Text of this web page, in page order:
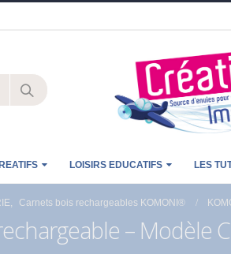
LOISIRS EDUCATIFS LES
Carnets bois rechargeables KOMONI®
– Modèle